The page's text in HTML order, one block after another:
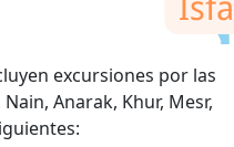
excursiones por las
Anarak, Khur, Mesr,